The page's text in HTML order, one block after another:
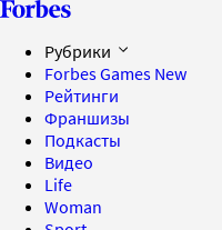
Рубрики
Forbes Games New
Рейтинги
Франшизы
Подкасты
Видео
Life
Woman